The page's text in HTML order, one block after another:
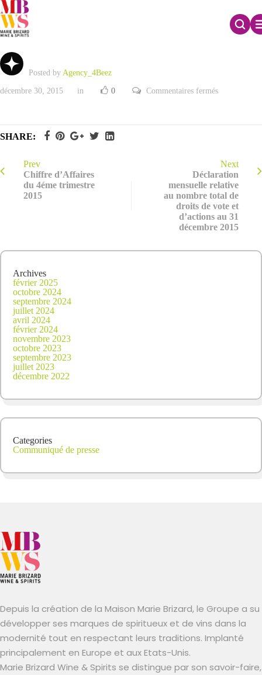
Résultats annuels 2015
Posted by Agency_4Beez
décembre 30, 2015 in 0 Commentaires ferméssur
SHARE:
Prev
Chiffre d’Affaires
du 4éme trimestre
2015
Next
Déclaration
mensuelle relative
au nombre total de
droits de vote et
d’actions au 31
décembre 2015
Archives
février 2025
octobre 2024
septembre 2024
juillet 2024
avril 2024
février 2024
novembre 2023
octobre 2023
septembre 2023
juillet 2023
décembre 2022
Categories
Communiqué de presse
Depuis la création de la Maison Marie Brizard, le Groupe a su
développer ses marques de spiritueux et de vins dans la
modernité tout en respectant leurs traditions. Implanté
principalement en Europe et aux Etats-Unis.
Marie Brizard Wine & Spirits se distingue par son savoir-faire,